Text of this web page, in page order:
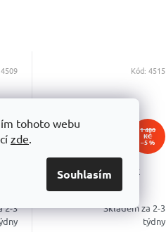
tohoto webu
zde
Souhlasím
2-3
4509
1 480
KČ
–5 %
Grand slam balíček
Průměrné
Skladem za 2-3
týdny
Kód:4515